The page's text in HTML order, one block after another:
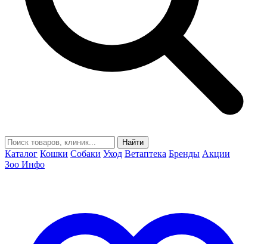
Найти
Каталог Кошки Собаки Уход Ветаптека Бренды Акции
Зоо Инфо